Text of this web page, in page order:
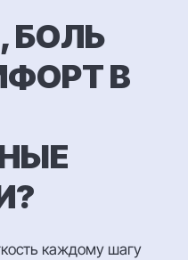
БОЛЬ
В
каждому шагу